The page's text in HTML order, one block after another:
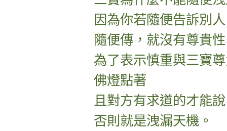
因為你若隨便告訴別
隨便傳，就沒有尊貴
為了表示慎重與三寶
佛燈點著
且對方有求道的才能
否則就是洩漏天機。